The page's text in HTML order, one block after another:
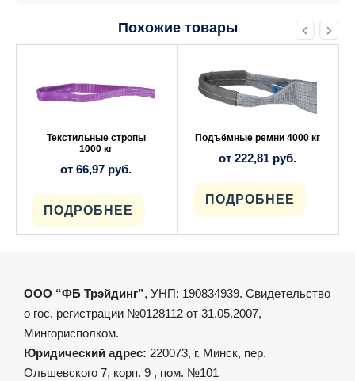
Похожие товары
Текстильные стропы
1000 кг
от66,97 руб.
ПОДРОБНЕЕ
несколько
вариаций.
выбрать
товара.
Подъёмные ремни 4000 кг
от 222,81 руб.
ПОДРОБНЕЕ
имеет
несколько
вариаций.
выбрать
странице
ООО “ФБ Трэйдинг”, УНП: 190834939. Свидетельство
о гос. регистрации №0128112 от 31.05.2007,
Мингорисполком.
Юридический адрес: 220073, г. Минск, пер.
Ольшевского 7, корп. 9 , пом. №101